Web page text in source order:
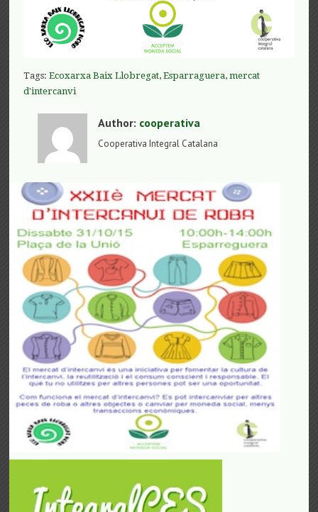
Tags:Ecoxarxa Baix Llobregat,Esparraguera,mercat
d'intercanvi
Author: cooperativa
Cooperativa Integral Catalana